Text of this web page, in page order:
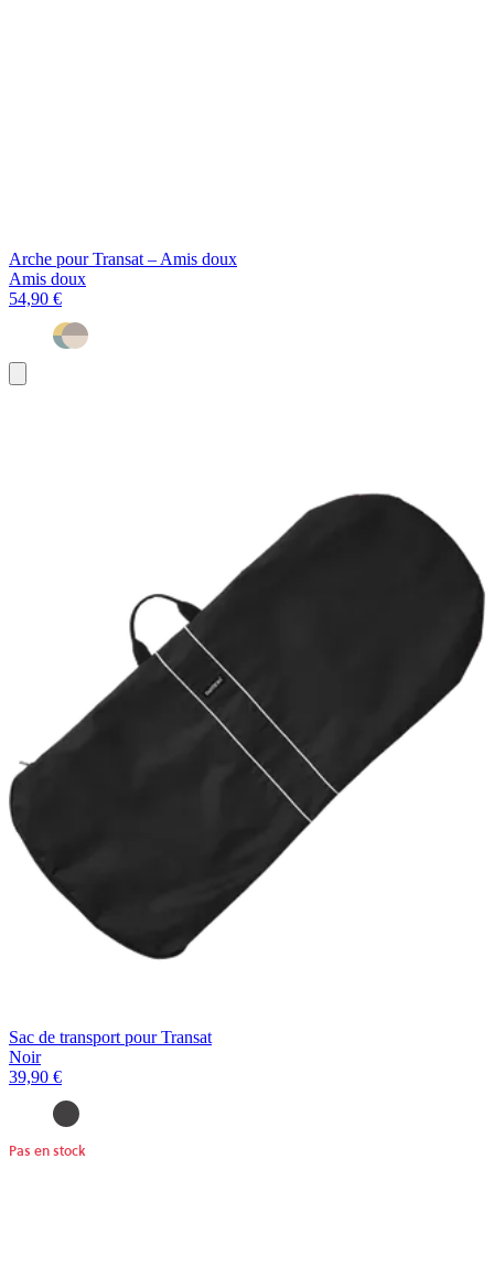
Arche pour Transat – Amis doux
Amis doux
54,90 €
au
Sac de transport pour Transat
Noir
39,90 €
Pas en stock